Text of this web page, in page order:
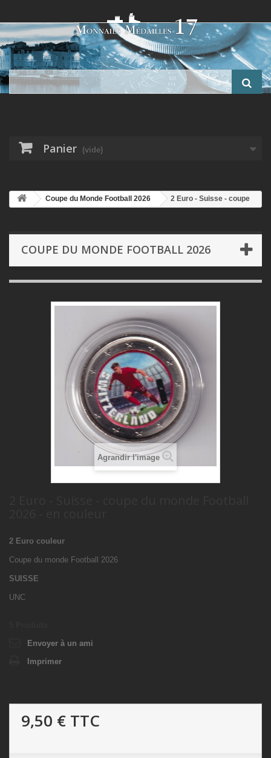
Panier (vide)
Coupe du Monde Football 2026
2 Euro - Suisse - coupe
COUPE DU MONDE FOOTBALL 2026
Agrandir l'image
2 Euro couleur
Coupe du monde Football 2026
SUISSE
UNC
Envoyer à un ami
Imprimer
9,50 € TTC